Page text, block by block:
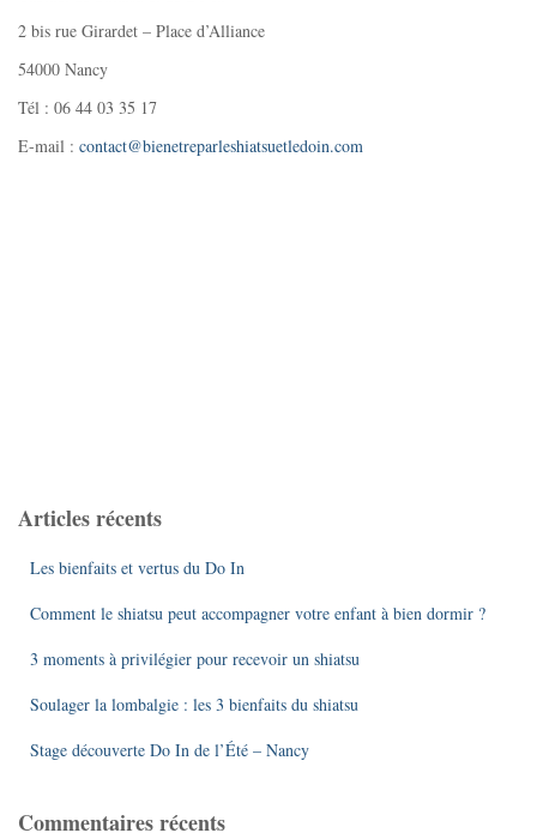
2 bis rue Girardet – Place d’Alliance
54000 Nancy
Tél : 06 44 03 35 17
E-mail : contact@bienetreparleshiatsuetledoin.com
Articles récents
Les bienfaits et vertus du Do In
Comment le shiatsu peut accompagner votre enfant à bien dormir ?
3 moments à privilégier pour recevoir un shiatsu
Soulager la lombalgie : les 3 bienfaits du shiatsu
Stage découverte Do In de l’Été – Nancy
Commentaires récents